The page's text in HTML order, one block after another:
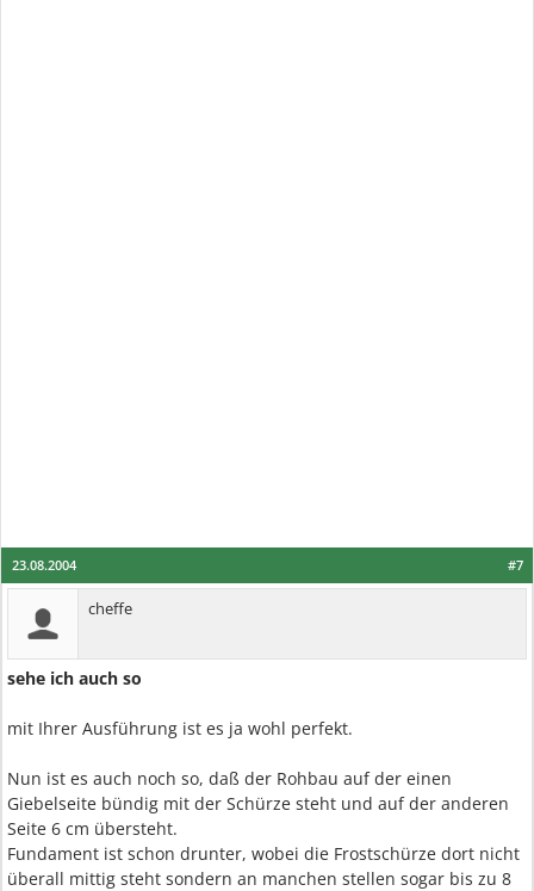
#7
23.08.2004
cheffe
sehe ich auch so
mit Ihrer Ausführung ist es ja wohl perfekt.
Nun ist es auch noch so, daß der Rohbau auf der einen
Giebelseite bündig mit der Schürze steht und auf der anderen
Seite 6 cm übersteht.
Fundament ist schon drunter, wobei die Frostschürze dort nicht
überall mittig steht sondern an manchen stellen sogar bis zu 8